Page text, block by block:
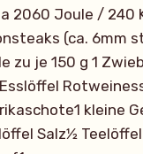
2060 Joule / 240
(ca. 6mm
zu je 150 g 1
kleine
Salz1⁄2